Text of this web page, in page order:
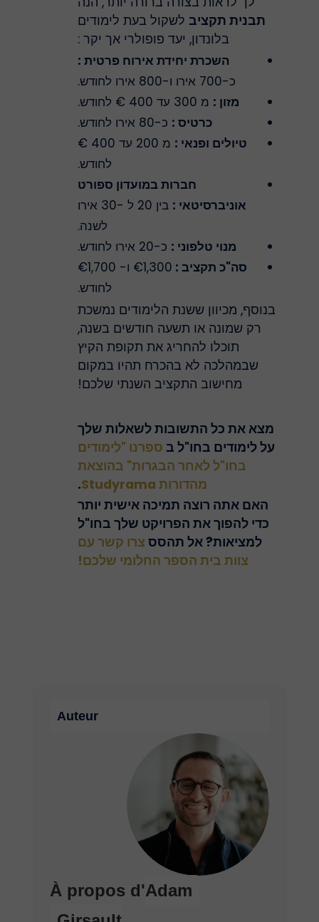
תבנית תקציבלשקול בעת לימודים
בלונדון, יעד פופולרי אך יקר :
השכרת יחידת אירוח פרטית :
מזון :מ 300 עד 400 € לחודש.
כרטיס :כ-80 אירו לחודש.
טיולים ופנאי :
מ 200 עד 400 €
לחודש.
חברות במועדון ספורט
אוניברסיטאי :
בין 20 ל -30 אירו
לשנה.
מנוי טלפוני :כ-20 אירו לחודש.
סה"כ תקציב :
€1,300 ו- €1,700
לחודש.
בנוסף, מכיוון ששנת הלימודים נמשכת
רק שמונה או תשעה חודשים בשנה,
תוכלו להחריג את תקופת הקיץ
שבמהלכה לא בהכרח תהיו במקום
מחישוב התקציב השנתי שלכם!
מצא את כל התשובות לשאלות שלך
על לימודים בחו"ל בספרנו "לימודים
בחו"ל לאחר הבגרות" בהוצאת
מהדורות Studyrama
.
האם אתה רוצה תמיכה אישית יותר
כדי להפוך את הפרויקט שלך בחו"ל
למציאות? אל תהססצרו קשר עם
צוות בית הספר החלומי שלכם!
Auteur
À propos d'Adam